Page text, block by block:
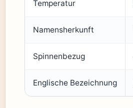
Temperatur
Namensherkunft
Spinnenbezug
Englische Bezeichnung